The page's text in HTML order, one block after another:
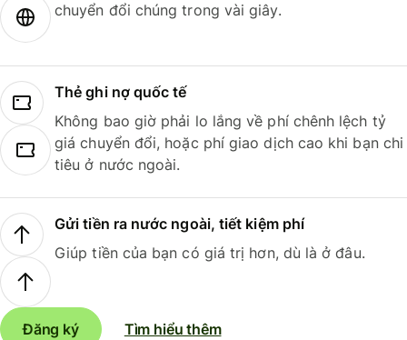
chuyển đổi chúng trong vài giây.
Thẻ ghi nợ quốc tế
Không bao giờ phải lo lắng về phí chênh lệch tỷ
giá chuyển đổi, hoặc phí giao dịch cao khi bạn chi
tiêu ở nước ngoài.
Gửi tiền ra nước ngoài, tiết kiệm phí
Giúp tiền của bạn có giá trị hơn, dù là ở đâu.
Đăng ký Tìm hiểu thêm